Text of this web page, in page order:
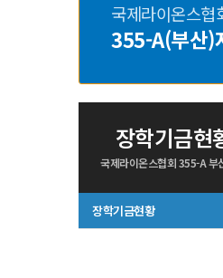
국제라이온스협
355-A(부산)
장학기금현
국제라이온스협회 355-A 부
장학기금현황